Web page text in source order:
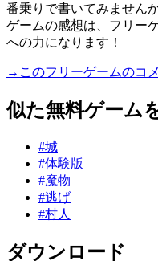
番乗りで書いてみません
ゲームの感想は、フリー
への力になります！
→このフリーゲームのコ
似た無料ゲーム
#城
#体験版
#魔物
#逃げ
#村人
ダウンロード